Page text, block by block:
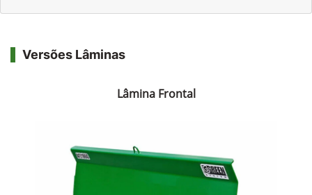
Versões Lâminas
Lâmina Frontal